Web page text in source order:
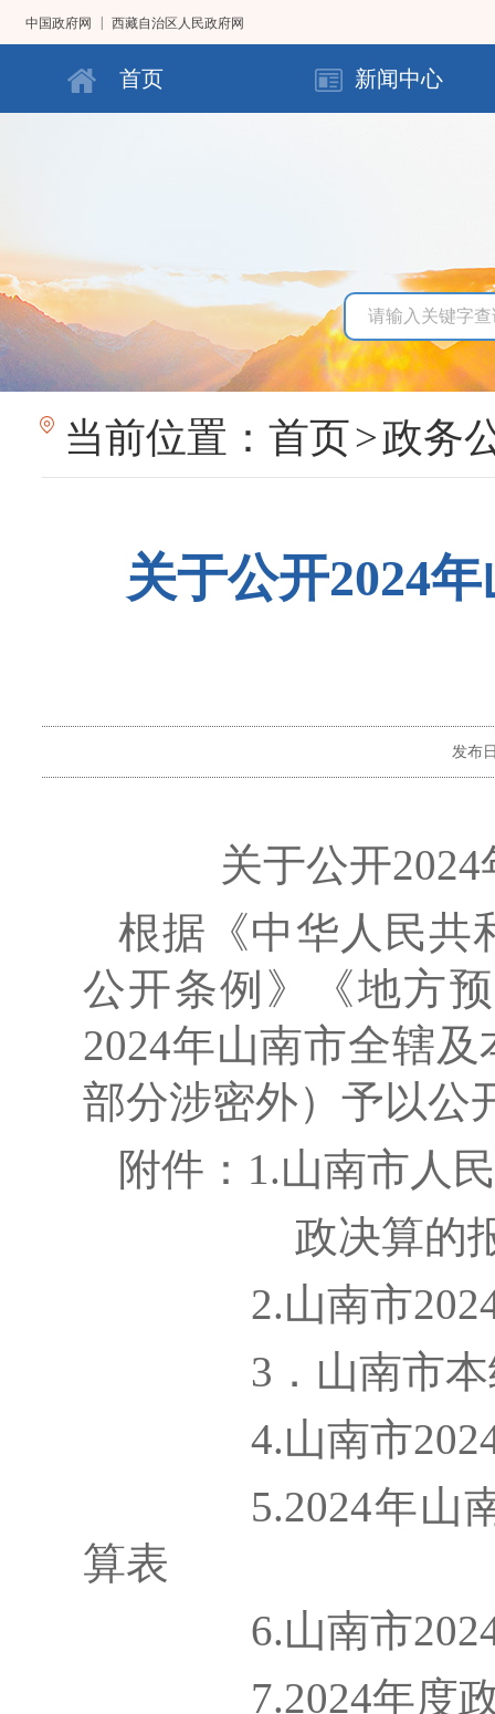
中国政府网 西藏自治区人民政府网
首页 新闻中心
当前位置： 首页>政务
关于公开2024
发布
关于公开2024
根据《中华人民共
公开条例》《地方
2024年山南市全辖
部分涉密外）予以公
附件： 1.山南市人
政决算的
2.山南市202
3 ．山南市
4.山南市202
5.2024年山
算表
6.山南市202
7.2024年度